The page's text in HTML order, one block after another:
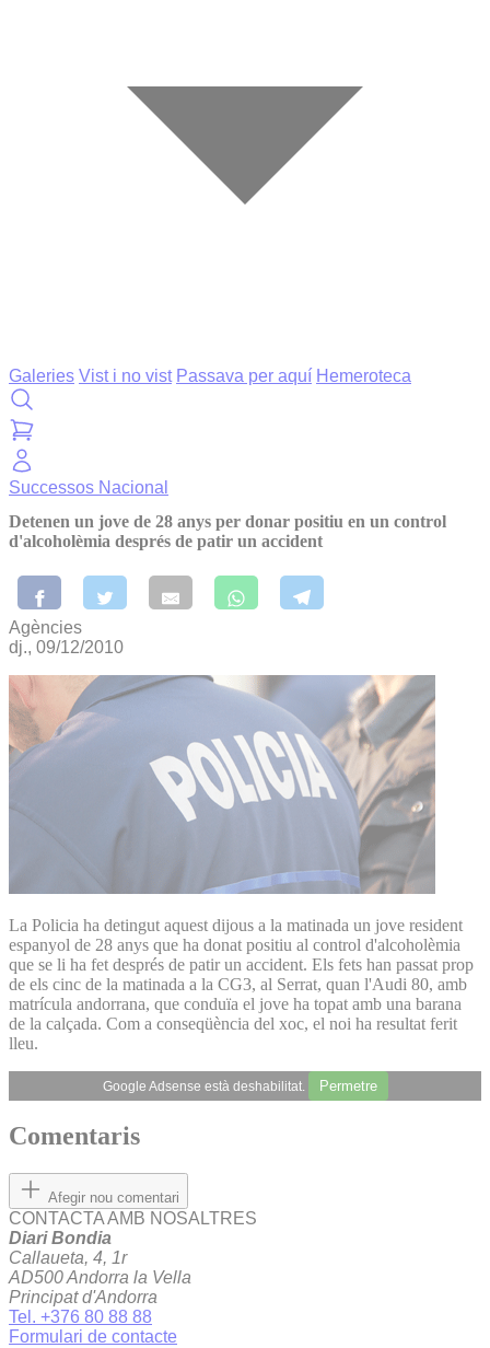
Galeries Vist i no vist Passava per aquí Hemeroteca
Successos Nacional
Detenen un jove de 28 anys per donar positiu en un control
d'alcoholèmia després de patir un accident
Agències
dj., 09/12/2010
La Policia ha detingut aquest dijous a la matinada un jove resident
espanyol de 28 anys que ha donat positiu al control d'alcoholèmia
que se li ha fet després de patir un accident. Els fets han passat prop
de els cinc de la matinada a la CG3, al Serrat, quan l'Audi 80, amb
matrícula andorrana, que conduïa el jove ha topat amb una barana
de la calçada. Com a conseqüència del xoc, el noi ha resultat ferit
lleu.
Google Adsense està deshabilitat. Permetre
Comentaris
Afegir nou comentari
CONTACTA AMB NOSALTRES
Diari Bondia
Callaueta, 4, 1r
AD500 Andorra la Vella
Principat d'Andorra
Tel. +376 80 88 88
Formulari de contacte